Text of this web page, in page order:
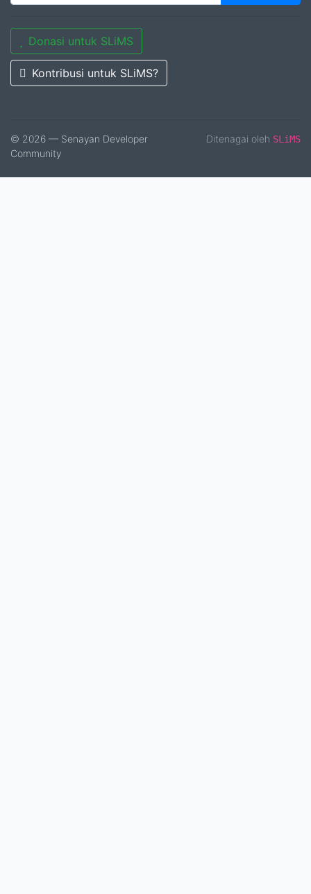
Donasi untuk SLiMS
Kontribusi untuk SLiMS?
© 2026 — Senayan Developer
Community
Ditenagai oleh SLiMS